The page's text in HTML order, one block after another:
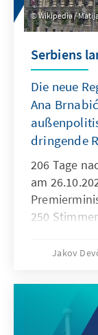
Wikipedia /
Serbiens
Die neue
Ana
dringende
206 Tage
am
250
Lösung der
Frage
wirtschafts-
Jakov